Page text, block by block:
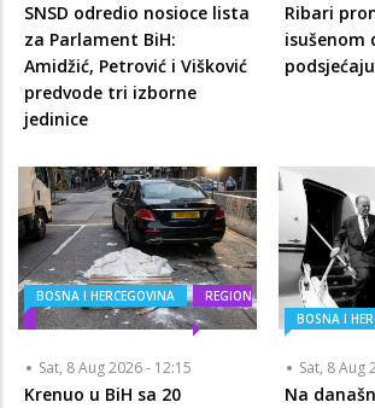
SNSD odredio nosioce lista
za Parlament BiH:
Amidžić, Petrović i Višković
predvode tri izborne
jedinice
Ribari
isušenom
BOSNA I HERCEGOVINA REGION
Sat, 8 Aug 2026 - 12:15
Krenuo u BiH sa 20
BOSNA I
Sat, 8 Aug
Na